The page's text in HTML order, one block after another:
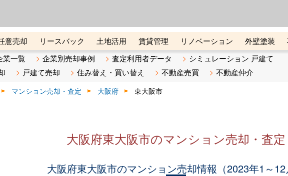
意売却 リースバック 土地活用 賃貸管理 リノベーション 外壁塗装
ンパニー オンライン講座 リビンマガジンBiz 不動産売却ご相談デスク
業一覧 企業別売却事例 査定利用者データ
シミュレーション 戸建て
戸建て売却 住み替え・買い替え 不動産売買 不動産仲介
マンション売却・査定 大阪府 東大阪市
大阪府東大阪市のマンション売却・査定
大阪府東大阪市のマンション売却情報（2023年1～12